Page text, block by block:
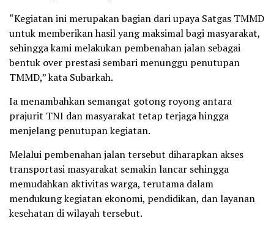
“Kegiatan ini merupakan bagian dari upaya Satgas TMMD
untuk memberikan hasil yang maksimal bagi masyarakat,
sehingga kami melakukan pembenahan jalan sebagai
bentuk over prestasi sembari menunggu penutupan
TMMD,” kata Subarkah.
Ia menambahkan semangat gotong royong antara
prajurit TNI dan masyarakat tetap terjaga hingga
menjelang penutupan kegiatan.
Melalui pembenahan jalan tersebut diharapkan akses
transportasi masyarakat semakin lancar sehingga
memudahkan aktivitas warga, terutama dalam
mendukung kegiatan ekonomi, pendidikan, dan layanan
kesehatan di wilayah tersebut.